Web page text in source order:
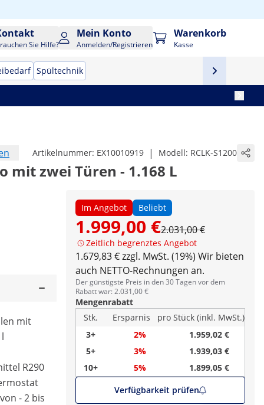
Sie Hilfe?
Mein Konto
Anmelden/Registrieren
Warenkorb
Kasse
Spültechnik
Artikelnummer: EX10010919 | Modell: RCLK-S1200
mit zwei Türen - 1.168 L
Im Angebot Beliebt
1.999,00 €2.031,00 €
Zeitlich begrenztes Angebot
1.679,83 € zzgl. MwSt. (19%) Wir bieten
auch NETTO-Rechnungen an.
Der günstigste Preis in den 30 Tagen vor dem
Rabatt war: 2.031,00 €
Mengenrabatt
Stk.
Ersparnis
pro Stück (inkl. MwSt.)
3+
2%
1.959,02 €
5+
3%
1.939,03 €
10+
5%
1.899,05 €
Verfügbarkeit prüfen
mit
R290
- 2 bis